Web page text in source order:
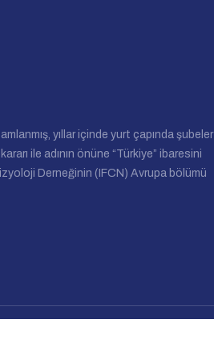
yıllar içinde yurt çapında şubeler
ile adının önüne “Türkiye” ibaresini
Derneğinin (IFCN) Avrupa bölümü